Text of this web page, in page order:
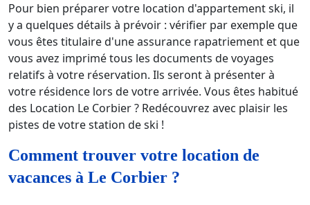
Pour bien préparer votre location d'appartement ski, il
y a quelques détails à prévoir : vérifier par exemple que
vous êtes titulaire d'une assurance rapatriement et que
vous avez imprimé tous les documents de voyages
relatifs à votre réservation. Ils seront à présenter à
votre résidence lors de votre arrivée. Vous êtes habitué
des Location Le Corbier ? Redécouvrez avec plaisir les
pistes de votre station de ski !
Comment trouver votre location de
vacances à Le Corbier ?